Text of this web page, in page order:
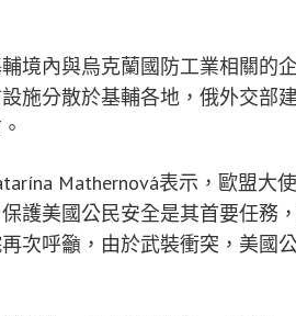
境內與烏克蘭國防工業相關的
施分散於基輔各地，俄外交部
Mathernová表示，歐盟大
護美國公民安全是其首要任務
次呼籲，由於武裝衝突，美國